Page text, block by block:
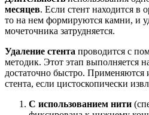
месяцев. Если стент находится в
то на нем формируются камни, и
мочеточника затрудняется.
Удаление стента проводится с
методик. Этот этап выполняется
достаточно быстро. Применяются
стента, если цистоскопически
С использованием нити